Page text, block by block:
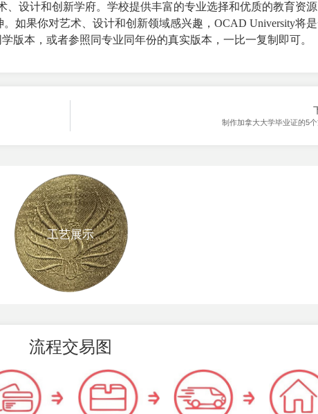
、设计和创新学府。学校提供丰富的专业选择和优质的教育资
如果你对艺术、设计和创新领域感兴趣，OCAD University将
版本，或者参照同专业同年份的真实版本，一比一复制即可。
制作加拿大大学毕业证的5
工艺展示
流程交易图